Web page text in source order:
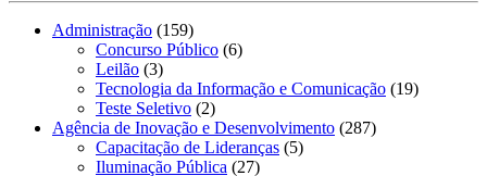
Administração (159)
Concurso Público (6)
Leilão (3)
Tecnologia da Informação e Comunicação (19)
Teste Seletivo (2)
Agência de Inovação e Desenvolvimento (287)
Capacitação de Lideranças (5)
Iluminação Pública (27)